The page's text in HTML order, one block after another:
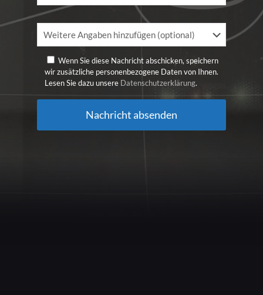
Bitte
lasse
dieses
Wenn Sie diese Nachricht abschicken, speichern
wir zusätzliche personenbezogene Daten von Ihnen.
Lesen Sie dazu unsere Datenschutzerklärung.